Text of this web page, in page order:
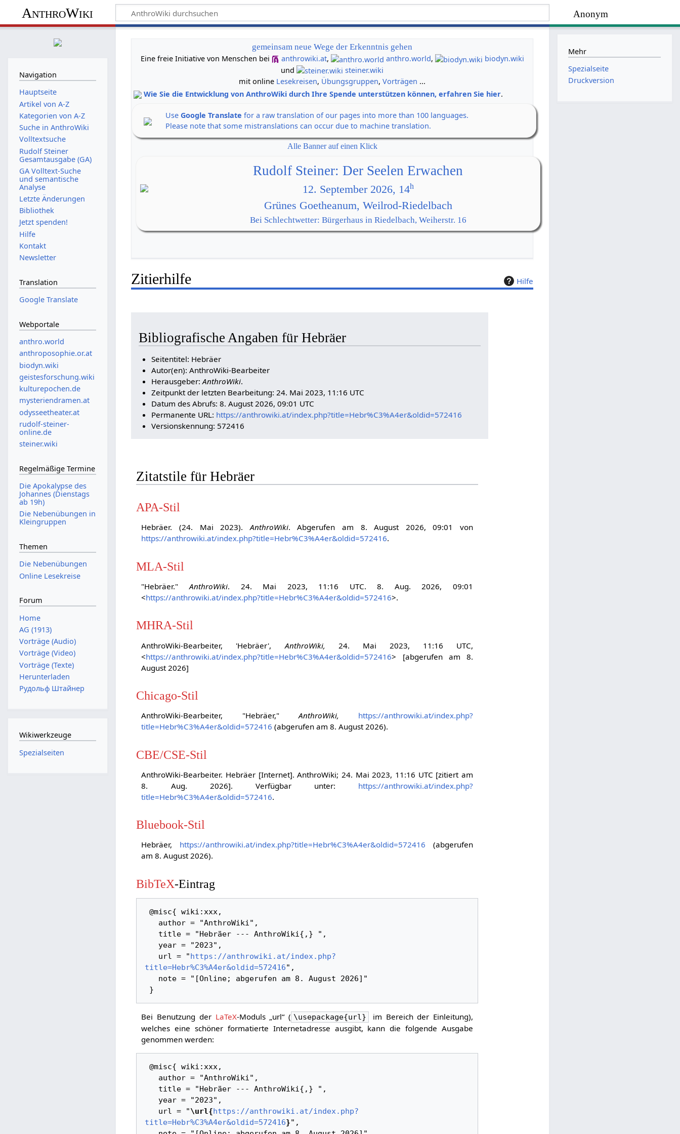
Anonym
AnthroWiki
gemeinsam neue Wege der Erkenntnis gehen
Eine freie Initiative von Menschen bei
anthrowiki.at, anthro.world,
biodyn.wiki
und
steiner.wiki
mit online Lesekreisen, Übungsgruppen,Vorträgen ...
Wie Sie die Entwicklung von AnthroWiki durch Ihre Spende unterstützen können, erfahren Sie hier.
UseGoogle Translate for a raw translation of our pages into more than 100 languages.
Please note that some mistranslations can occur due to machine translation.
Alle Banner auf einen Klick
Rudolf Steiner: Der Seelen Erwachen
12. September 2026, 14h
Grünes Goetheanum, Weilrod-Riedelbach
Bei Schlechtwetter: Bürgerhaus in Riedelbach, Weiherstr. 16
Hilfe
Zitierhilfe
Bibliografische Angaben für Hebräer
Seitentitel: Hebräer
Autor(en): AnthroWiki-Bearbeiter
Herausgeber: AnthroWiki.
Zeitpunkt der letzten Bearbeitung: 24. Mai 2023, 11:16 UTC
Datum des Abrufs: 8. August 2026, 09:01 UTC
Permanente URL: https://anthrowiki.at/index.php?title=Hebr%C3%A4er&oldid=572416
Versionskennung: 572416
Zitatstile für Hebräer
APA-Stil
Hebräer. (24. Mai 2023).AnthroWiki. Abgerufen am 8. August 2026, 09:01 von
https://anthrowiki.at/index.php?title=Hebr%C3%A4er&oldid=572416.
MLA-Stil
"Hebräer." AnthroWiki. 24. Mai 2023, 11:16 UTC. 8. Aug. 2026, 09:01
<https://anthrowiki.at/index.php?title=Hebr%C3%A4er&oldid=572416>.
MHRA-Stil
AnthroWiki-Bearbeiter, 'Hebräer', AnthroWiki, 24. Mai 2023, 11:16 UTC,
<https://anthrowiki.at/index.php?title=Hebr%C3%A4er&oldid=572416> [abgerufen am 8.
August 2026]
Chicago-Stil
AnthroWiki-Bearbeiter, "Hebräer,"AnthroWiki,
https://anthrowiki.at/index.php?
title=Hebr%C3%A4er&oldid=572416 (abgerufen am 8. August 2026).
CBE/CSE-Stil
AnthroWiki-Bearbeiter. Hebräer [Internet]. AnthroWiki; 24. Mai 2023, 11:16 UTC [zitiert am
8. Aug. 2026]. Verfügbar unter: https://anthrowiki.at/index.php?
title=Hebr%C3%A4er&oldid=572416.
Bluebook-Stil
Hebräer, https://anthrowiki.at/index.php?title=Hebr%C3%A4er&oldid=572416 (abgerufen
am 8. August 2026).
BibTeX-Eintrag
   url = "
https://anthrowiki.at/index.php?
title=Hebr%C3%A4er&oldid=572416",
Bei Benutzung der LaTeX-Moduls „url“ ( \usepackage{url}
im Bereich der Einleitung),
welches eine schöner formatierte Internetadresse ausgibt, kann die folgende Ausgabe
genommen werden:
   url = "
\url{https://anthrowiki.at/index.php?
title=Hebr%C3%A4er&oldid=572416}",
Navigation
Hauptseite
Artikel von A-Z
Kategorien von A-Z
Suche in AnthroWiki
Volltextsuche
Rudolf Steiner
Gesamtausgabe (GA)
GA Volltext-Suche
und semantische
Analyse
Letzte Änderungen
Bibliothek
Jetzt spenden!
Hilfe
Kontakt
Newsletter
Translation
Google Translate
Webportale
anthro.world
anthroposophie.or.at
biodyn.wiki
geistesforschung.wiki
kulturepochen.de
mysteriendramen.at
odysseetheater.at
rudolf-steiner-
online.de
steiner.wiki
Regelmäßige Termine
Die Apokalypse des
Johannes (Dienstags
ab 19h)
Die Nebenübungen in
Kleingruppen
Themen
Die Nebenübungen
Online Lesekreise
Forum
Home
AG (1913)
Vorträge (Audio)
Vorträge (Video)
Vorträge (Texte)
Herunterladen
Рудольф Штайнер
Wikiwerkzeuge
Spezialseiten
Mehr
Spezialseite
Druckversion